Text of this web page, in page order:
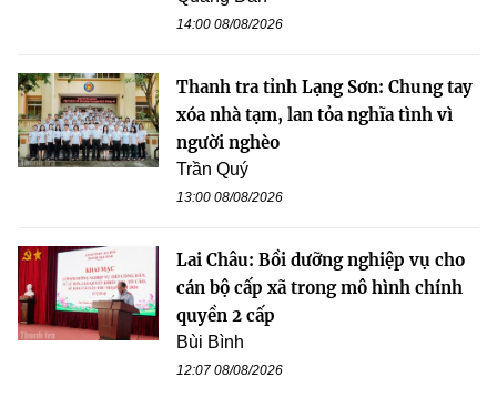
14:00 08/08/2026
Thanh tra tỉnh Lạng Sơn: Chung tay
xóa nhà tạm, lan tỏa nghĩa tình vì
người nghèo
Trần Quý
13:00 08/08/2026
Lai Châu: Bồi dưỡng nghiệp vụ cho
cán bộ cấp xã trong mô hình chính
quyền 2 cấp
Bùi Bình
12:07 08/08/2026